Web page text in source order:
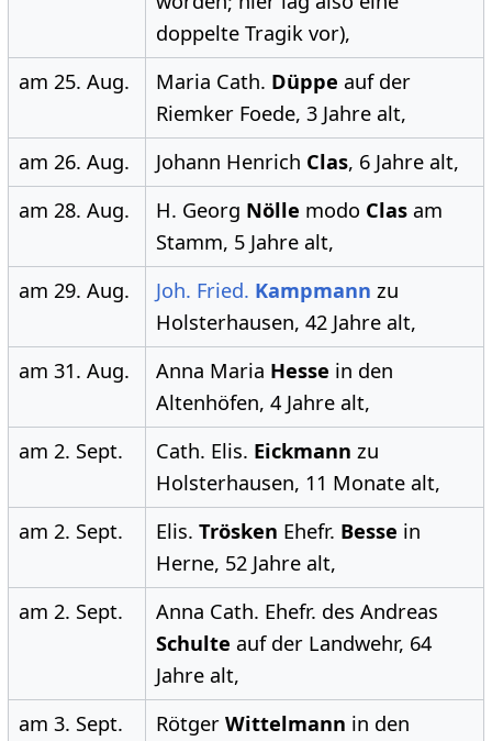
doppelte Tragik vor),
am 25. Aug.
Maria Cath. Düppe auf der
Riemker Foede, 3 Jahre alt,
am 26. Aug.
Johann Henrich Clas, 6 Jahre alt,
am 28. Aug.
H. Georg Nölle modo Clasam
Stamm, 5 Jahre alt,
am 29. Aug.
Joh. Fried. Kampmann zu
Holsterhausen, 42 Jahre alt,
am 31. Aug.
Anna Maria Hesse in den
Altenhöfen, 4 Jahre alt,
am 2. Sept.
Cath. Elis. Eickmann zu
Holsterhausen, 11 Monate alt,
am 2. Sept.
Elis. Trösken Ehefr. Besse in
Herne, 52 Jahre alt,
am 2. Sept.
Anna Cath. Ehefr. des Andreas
Schulte auf der Landwehr, 64
Jahre alt,
am 3. Sept.
Rötger Wittelmann in den